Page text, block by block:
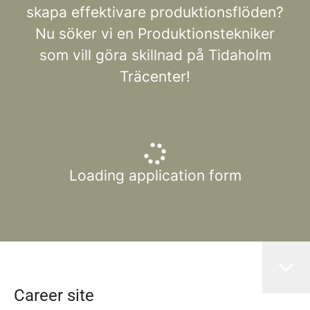
skapa effektivare produktionsflöden?
Nu söker vi en Produktionstekniker
som vill göra skillnad på Tidaholm
Träcenter!
Loading application form
Career site